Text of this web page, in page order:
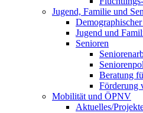
Jugend, Familie und
Jugend und
Senioren
Beratung
Förderung
Mobilität und ÖPNV
Aktuelles/